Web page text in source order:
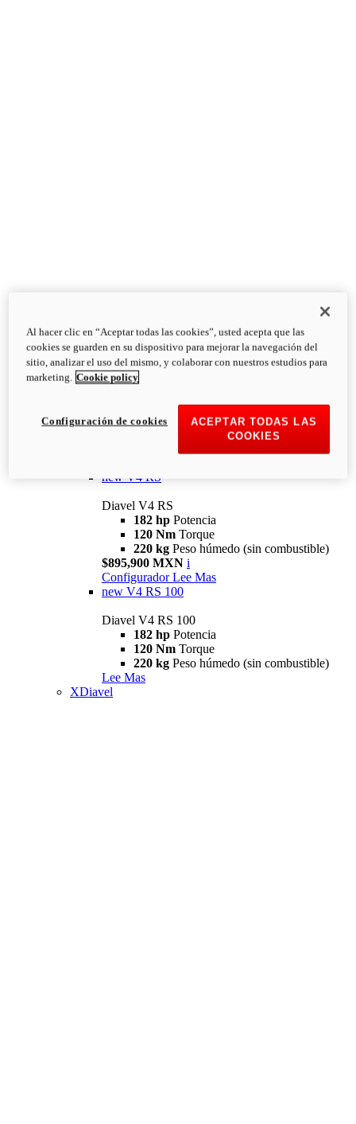
Diavel
V4
Diavel V4
126 NmTorque
223 kg
PESO HÚMEDO SIN
new V4 RS
Diavel V4 RS
182 hp Potencia
120 Nm Torque
220 kg Peso húmedo (sin combustible)
$895,900 MXN i
Configurador Lee Mas
new V4 RS 100
Diavel V4 RS 100
182 hp Potencia
120 Nm Torque
220 kg Peso húmedo (sin combustible)
Lee Mas
XDiavel
Al hacer clic en “Aceptar todas las cookies”, usted acepta que las
cookies se guarden en su dispositivo para mejorar la navegación del
sitio, analizar el uso del mismo, y colaborar con nuestros estudios para
marketing. Cookie policy
ACEPTAR TODAS LAS
COOKIES
Configuración de cookies